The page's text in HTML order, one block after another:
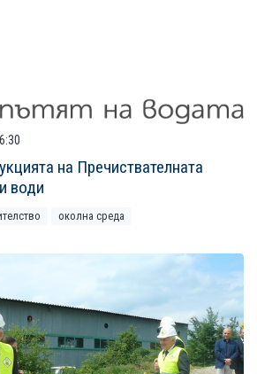
на Пречиствателната
води
околна среда